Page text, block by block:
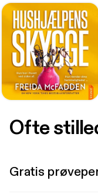
Ofte
Gratis